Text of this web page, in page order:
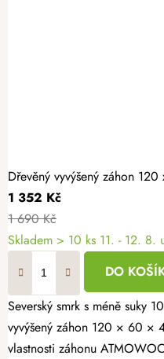
Dřevěný vyvýšený záhon
1 352 Kč
1 690 Kč
Skladem > 10 ks 11. - 12. 8.
DO
Severský smrk s méně suky 100% přírodní materiál Čtyřstranně hoblovaný masiv Vypěstujte si čerstvé bylinky, zeleninu nebo jahody v záhonu, který spojuje přírodní vzhled s dlouhou životností. Dřevěný
vyvýšený záhon 120 × 60 ×
vlastnosti záhonu